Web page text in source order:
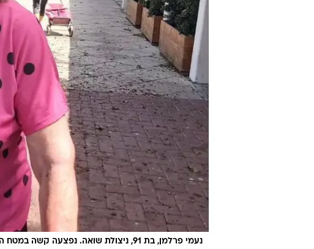
נעמי פרלמן, בת 91, ניצולת שואה. נפצעה קשה במטח הרקטות על העיר אשקלון במאי אשתקד. 7 בפברואר 2021